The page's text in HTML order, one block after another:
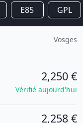
E85 GPL
Vosges
2,250 €
Vérifié aujourd'hui
2,258 €